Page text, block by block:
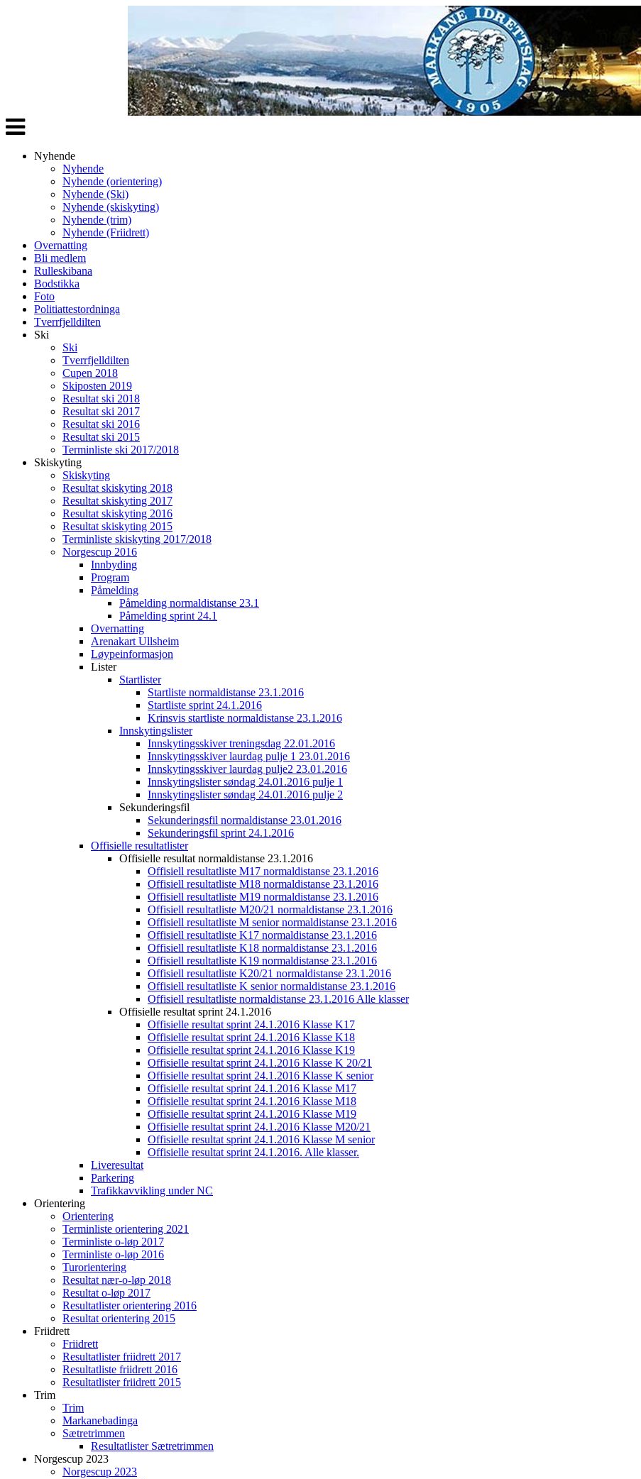
Veksle
navigasjon
Nyhende
Nyhende
Nyhende (orientering)
Nyhende (Ski)
Nyhende (skiskyting)
Nyhende (trim)
Nyhende (Friidrett)
Overnatting
Bli medlem
Rulleskibana
Bodstikka
Foto
Politiattestordninga
Tverrfjelldilten
Ski
Ski
Tverrfjelldilten
Cupen 2018
Skiposten 2019
Resultat ski 2018
Resultat ski 2017
Resultat ski 2016
Resultat ski 2015
Terminliste ski 2017/2018
Skiskyting
Skiskyting
Resultat skiskyting 2018
Resultat skiskyting 2017
Resultat skiskyting 2016
Resultat skiskyting 2015
Terminliste skiskyting 2017/2018
Norgescup 2016
Innbyding
Program
Påmelding
Påmelding normaldistanse 23.1
Påmelding sprint 24.1
Overnatting
Arenakart Ullsheim
Løypeinformasjon
Lister
Startlister
Startliste normaldistanse 23.1.2016
Startliste sprint 24.1.2016
Krinsvis startliste normaldistanse 23.1.2016
Innskytingslister
Innskytingsskiver treningsdag 22.01.2016
Innskytingsskiver laurdag pulje 1 23.01.2016
Innskytingsskiver laurdag pulje2 23.01.2016
Innskytingslister søndag 24.01.2016 pulje 1
Innskytingslister søndag 24.01.2016 pulje 2
Sekunderingsfil
Sekunderingsfil normaldistanse 23.01.2016
Sekunderingsfil sprint 24.1.2016
Offisielle resultatlister
Offisielle resultat normaldistanse 23.1.2016
Offisiell resultatliste M17 normaldistanse 23.1.2016
Offisiell resultatliste M18 normaldistanse 23.1.2016
Offisiell resultatliste M19 normaldistanse 23.1.2016
Offisiell resultatliste M20/21 normaldistanse 23.1.2016
Offisiell resultatliste M senior normaldistanse 23.1.2016
Offisiell resultatliste K17 normaldistanse 23.1.2016
Offisiell resultatliste K18 normaldistanse 23.1.2016
Offisiell resultatliste K19 normaldistanse 23.1.2016
Offisiell resultatliste K20/21 normaldistanse 23.1.2016
Offisiell resultatliste K senior normaldistanse 23.1.2016
Offisiell resultatliste normaldistanse 23.1.2016 Alle klasser
Offisielle resultat sprint 24.1.2016
Offisielle resultat sprint 24.1.2016 Klasse K17
Offisielle resultat sprint 24.1.2016 Klasse K18
Offisielle resultat sprint 24.1.2016 Klasse K19
Offisielle resultat sprint 24.1.2016 Klasse K 20/21
Offisielle resultat sprint 24.1.2016 Klasse K senior
Offisielle resultat sprint 24.1.2016 Klasse M17
Offisielle resultat sprint 24.1.2016 Klasse M18
Offisielle resultat sprint 24.1.2016 Klasse M19
Offisielle resultat sprint 24.1.2016 Klasse M20/21
Offisielle resultat sprint 24.1.2016 Klasse M senior
Offisielle resultat sprint 24.1.2016. Alle klasser.
Liveresultat
Parkering
Trafikkavvikling under NC
Orientering
Orientering
Terminliste orientering 2021
Terminliste o-løp 2017
Terminliste o-løp 2016
Turorientering
Resultat nær-o-løp 2018
Resultat o-løp 2017
Resultatlister orientering 2016
Resultat orientering 2015
Friidrett
Friidrett
Resultatlister friidrett 2017
Resultatliste friidrett 2016
Resultatlister friidrett 2015
Trim
Trim
Markanebadinga
Sætretrimmen
Resultatlister Sætretrimmen
Norgescup 2023
Norgescup 2023